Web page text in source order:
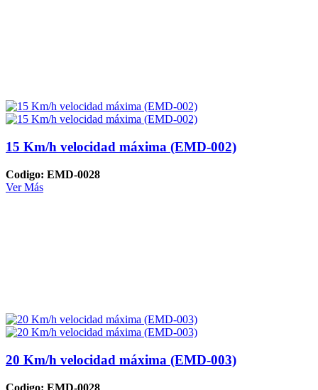
15 Km/h velocidad máxima (EMD-002)
Codigo: EMD-0028
Ver Más
20 Km/h velocidad máxima (EMD-003)
Codigo: EMD-0028